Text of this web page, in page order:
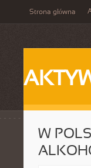
Strona główna
W